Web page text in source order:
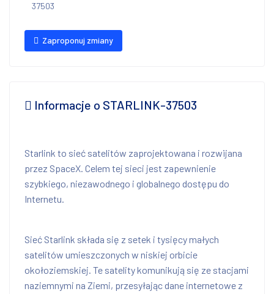
37503
Zaproponuj zmiany
Informacje o STARLINK-37503
Starlink to sieć satelitów zaprojektowana i rozwijana
przez SpaceX. Celem tej sieci jest zapewnienie
szybkiego, niezawodnego i globalnego dostępu do
Internetu.
Sieć Starlink składa się z setek i tysięcy małych
satelitów umieszczonych w niskiej orbicie
okołoziemskiej. Te satelity komunikują się ze stacjami
naziemnymi na Ziemi, przesyłając dane internetowe z